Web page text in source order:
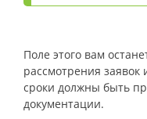
Поле этого вам
рассмотрения
сроки должны быть
документации.